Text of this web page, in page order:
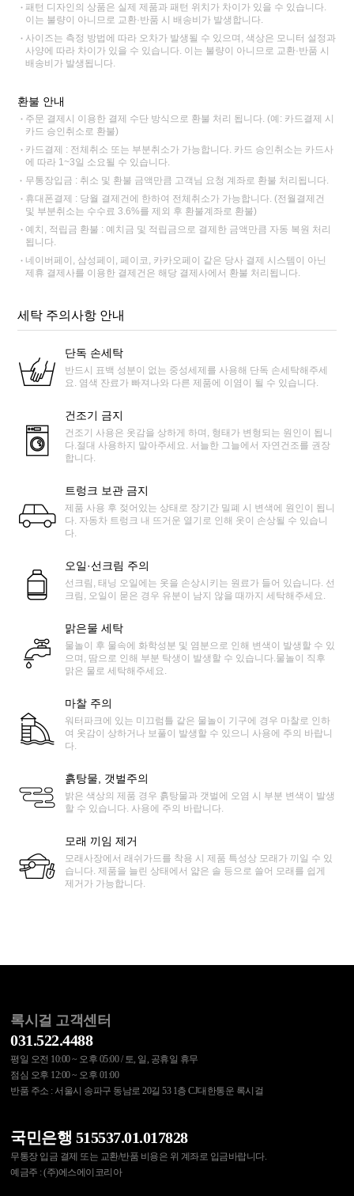
패턴 디자인의 상품은 실제 제품과 패턴 위치가 차이가 있을 수 있습니다.
이는 불량이 아니므로 교환·반품 시 배송비가 발생합니다.
사이즈는 측정 방법에 따라 오차가 발생될 수 있으며, 색상은 모니터 설정과
사양에 따라 차이가 있을 수 있습니다. 이는 불량이 아니므로 교환·반품 시
배송비가 발생됩니다.
환불 안내
주문 결제시 이용한 결제 수단 방식으로 환불 처리 됩니다. (예: 카드결제 시
카드 승인취소로 환불)
카드결제 : 전체취소 또는 부분취소가 가능합니다. 카드 승인취소는 카드사
에 따라 1~3일 소요될 수 있습니다.
무통장입금 : 취소 및 환불 금액만큼 고객님 요청 계좌로 환불 처리됩니다.
휴대폰결제 : 당월 결제건에 한하여 전체취소가 가능합니다. (전월결제건
및 부분취소는 수수료 3.6%를 제외 후 환불계좌로 환불)
예치, 적립금 환불 : 예치금 및 적립금으로 결제한 금액만큼 자동 복원 처리
됩니다.
네이버페이, 삼성페이, 페이코, 카카오페이 같은 당사 결제 시스템이 아닌
제휴 결제사를 이용한 결제건은 해당 결제사에서 환불 처리됩니다.
세탁 주의사항 안내
단독 손세탁
반드시 표백 성분이 없는 중성세제를 사용해 단독 손세탁해주세
요. 염색 잔료가 빠져나와 다른 제품에 이염이 될 수 있습니다.
건조기 금지
건조기 사용은 옷감을 상하게 하며, 형태가 변형되는 원인이 됩니
다.절대 사용하지 말아주세요. 서늘한 그늘에서 자연건조를 권장
합니다.
트렁크 보관 금지
제품 사용 후 젖어있는 상태로 장기간 밀폐 시 변색에 원인이 됩니
다. 자동차 트렁크 내 뜨거운 열기로 인해 옷이 손상될 수 있습니
다.
오일·선크림 주의
선크림, 태닝 오일에는 옷을 손상시키는 원료가 들어 있습니다. 선
크림, 오일이 묻은 경우 유분이 남지 않을 때까지 세탁해주세요.
맑은물 세탁
물놀이 후 물속에 화학성분 및 염분으로 인해 변색이 발생할 수 있
으며, 땀으로 인해 부분 탁생이 발생할 수 있습니다.물놀이 직후
맑은 물로 세탁해주세요.
마찰 주의
워터파크에 있는 미끄럼틀 같은 물놀이 기구에 경우 마찰로 인하
여 옷감이 상하거나 보풀이 발생할 수 있으니 사용에 주의 바랍니
다.
흙탕물, 갯벌주의
밝은 색상의 제품 경우 흙탕물과 갯벌에 오염 시 부분 변색이 발생
할 수 있습니다. 사용에 주의 바랍니다.
모래 끼임 제거
모래사장에서 래쉬가드를 착용 시 제품 특성상 모래가 끼일 수 있
습니다. 제품을 늘린 상태에서 얇은 솔 등으로 쓸어 모래를 쉽게
제거가 가능합니다.
록시걸 고객센터
031.522.4488
평일 오전 10:00 ~ 오후 05:00 / 토, 일, 공휴일 휴무
점심 오후 12:00 ~ 오후 01:00
반품 주소 : 서울시 송파구 동남로 20길 53 1층 CJ대한통운 록시걸
국민은행 515537.01.017828
무통장 입금 결제 또는 교환/반품 비용은 위 계좌로 입금바랍니다.
예금주 : (주)에스에이코리아